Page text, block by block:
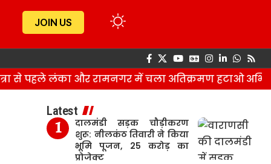
JOIN US
से पहले लंका और रामनगर में चला अतिक्रमण हटाओ अभियान
Latest
दालमंडी सड़क चौड़ीकरण
शुरू: नीलकंठ तिवारी ने किया
भूमि पूजन, 25 करोड़ का
प्रोजेक्ट